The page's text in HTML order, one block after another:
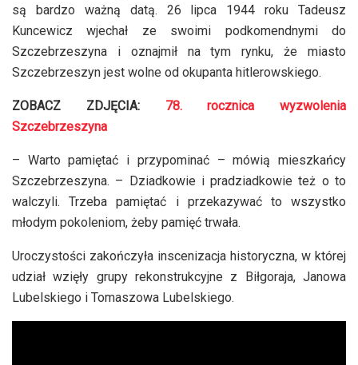
są bardzo ważną datą. 26 lipca 1944 roku Tadeusz
Kuncewicz wjechał ze swoimi podkomendnymi do
Szczebrzeszyna i oznajmił na tym rynku, że miasto
Szczebrzeszyn jest wolne od okupanta hitlerowskiego.
ZOBACZ ZDJĘCIA: 78. rocznica wyzwolenia
Szczebrzeszyna
– Warto pamiętać i przypominać – mówią mieszkańcy
Szczebrzeszyna. – Dziadkowie i pradziadkowie też o to
walczyli. Trzeba pamiętać i przekazywać to wszystko
młodym pokoleniom, żeby pamięć trwała.
Uroczystości zakończyła inscenizacja historyczna, w której
udział wzięły grupy rekonstrukcyjne z Biłgoraja, Janowa
Lubelskiego i Tomaszowa Lubelskiego.